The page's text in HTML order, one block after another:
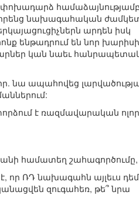
նախագահական
արդեն իսկ
ենթադրում են նոր
կան նաեւ
նա ապահովեց
է ռազմավարական
համատեղ շահագործումը,
ՌԴ նախագահն այլեւս դեմ
զուգահեռ, թե՞ նրա